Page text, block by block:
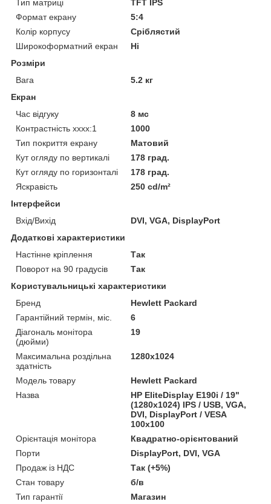
Тип матриці
TFT IPS
Формат екрану
5:4
Колір корпусу
Сріблястий
Широкоформатний екран
Ні
Розміри
Вага
5.2 кг
Екран
Час відгуку
8 мс
Контрастність хххх:1
1000
Тип покриття екрану
Матовий
Кут огляду по вертикалі
178 град.
Кут огляду по горизонталі
178 град.
Яскравість
250 cd/m²
Інтерфейси
Вхід/Вихід
DVI, VGA, DisplayPort
Додаткові характеристики
Настінне кріплення
Так
Поворот на 90 градусів
Так
Користувальницькі характеристики
Бренд
Hewlett Packard
Гарантійний термін, міс.
6
Діагональ монітора
(дюйми)
19
Максимальна роздільна
здатність
1280x1024
Модель товару
Hewlett Packard
Назва
HP EliteDisplay E190i / 19"
(1280x1024) IPS / USB, VGA,
DVI, DisplayPort / VESA
100x100
Орієнтація монітора
Квадратно-орієнтований
Порти
DisplayPort, DVI, VGA
Продаж із НДС
Так (+5%)
Стан товару
б/в
Тип гарантії
Магазин